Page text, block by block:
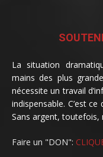
La situation
mains des plus
nécessite un travail
indispensable. C’est
Sans argent, toutefois,
Faire un "DON":